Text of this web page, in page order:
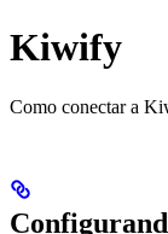
Kiwify
Como conectar a